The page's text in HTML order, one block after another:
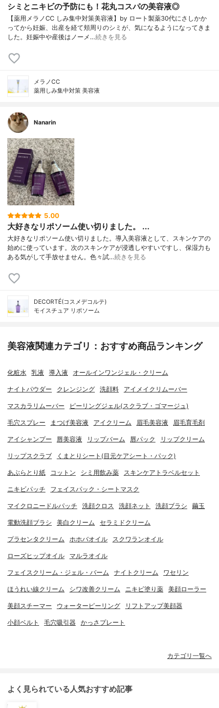
シミとニキビの予防にも！花丸コスパの美容液◎
【薬用メラノCC しみ集中対策美容液】by ロート製薬30代にさしかか
ってから妊娠、出産を経て頬周りのシミが、気になるようになってきま
した。妊娠中や産後はノーメ…続きを見る
メラノCC
薬用しみ集中対策 美容液
Nanarin
5.00
大好きなリポソーム使い切りました。 ...
大好きなリポソーム使い切りました。導入美容液として、スキンケアの
始めに使っています。次のスキンケアが浸透しやすいですし、保湿力も
ある気がして手放せません。色々試…続きを見る
DECORTÉ(コスメデコルテ)
モイスチュア リポソーム
美容液関連カテゴリ：おすすめ商品ランキング
化粧水 乳液 導入液 オールインワンジェル・クリーム
ナイトパウダー クレンジング 洗顔料 アイメイクリムーバー
マスカラリムーバー ピーリングジェル(スクラブ・ゴマージュ)
毛穴スプレー まつげ美容液 アイクリーム 眉毛美容液 眉毛育毛剤
アイシャンプー 唇美容液 リップバーム 唇パック リップクリーム
リップスクラブ くまとりシート(目元ケアシート・パック)
あぶらとり紙 コットン シミ用飲み薬 スキンケアトラベルセット
ニキビパッチ フェイスパック・シートマスク
マイクロニードルパッチ 洗顔クロス 洗顔ネット 洗顔ブラシ 繭玉
電動洗顔ブラシ 美白クリーム セラミドクリーム
プラセンタクリーム ホホバオイル スクワランオイル
ローズヒップオイル マルラオイル
フェイスクリーム・ジェル・バーム ナイトクリーム ワセリン
ほうれい線クリーム シワ改善クリーム ニキビ塗り薬 美顔ローラー
美顔スチーマー ウォーターピーリング リフトアップ美顔器
小顔ベルト 毛穴吸引器 かっさプレート
カテゴリ一覧へ
よく見られている人気おすすめ記事